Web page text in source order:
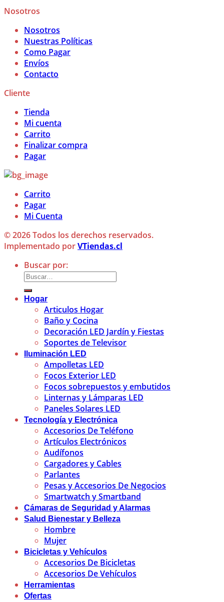
Nosotros
Nosotros
Nuestras Políticas
Como Pagar
Envíos
Contacto
Cliente
Tienda
Mi cuenta
Carrito
Finalizar compra
Pagar
Carrito
Pagar
Mi Cuenta
© 2026 Todos los derechos reservados.
Implementado porVTiendas.cl
Buscar por:
Hogar
Articulos Hogar
Baño y Cocina
Decoración LED Jardín y Fiestas
Soportes de Televisor
Iluminación LED
Ampolletas LED
Focos Exterior LED
Focos sobrepuestos y embutidos
Linternas y Lámparas LED
Paneles Solares LED
Tecnología y Electrónica
Accesorios De Teléfono
Artículos Electrónicos
Audífonos
Cargadores y Cables
Parlantes
Pesas y Accesorios De Negocios
Smartwatch y Smartband
Cámaras de Seguridad y Alarmas
Salud Bienestar y Belleza
Hombre
Mujer
Bicicletas y Vehículos
Accesorios De Bicicletas
Accesorios De Vehículos
Herramientas
Ofertas